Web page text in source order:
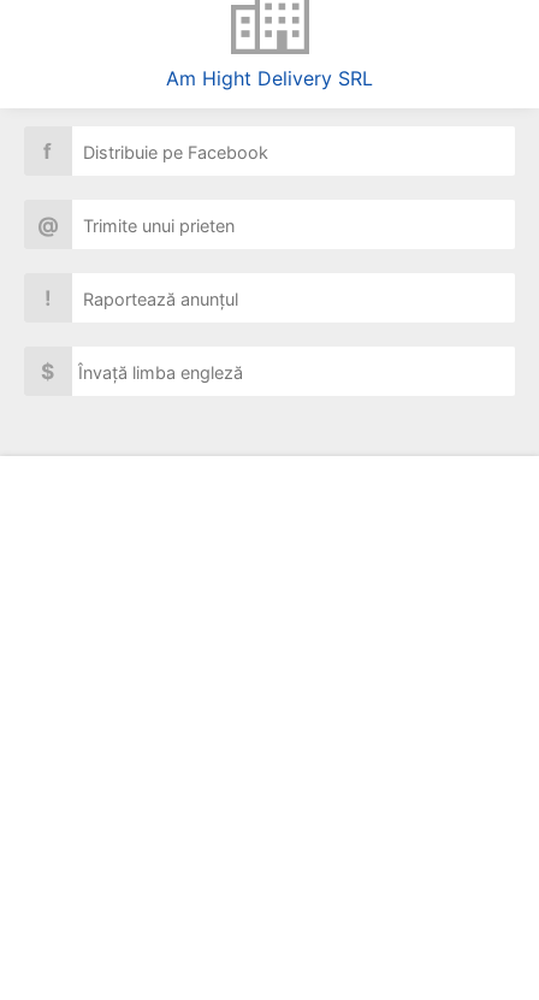
Am Hight Delivery SRL
f Distribuie pe Facebook
@ Trimite unui prieten
! Raportează anunțul
$ Învață limba engleză